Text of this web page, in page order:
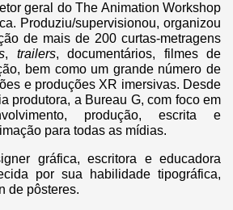
geral do The Animation Workshop
Produziu/supervisionou, organizou
de mais de 200 curtas-metragens
, trailers, documentários, filmes de
bem como um grande número de
e produções XR imersivas. Desde
produtora, a Bureau G, com foco em
produção, escrita e
para todas as mídias.
gráfica, escritora e educadora
por sua habilidade tipográfica,
de pôsteres.